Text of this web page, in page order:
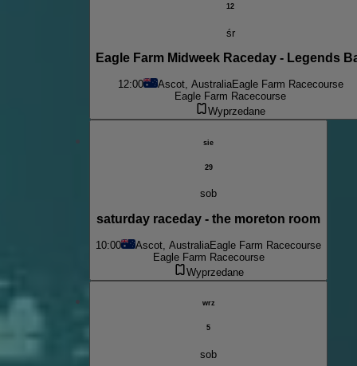
12
śr
Eagle Farm Midweek Raceday - Legends
12:00 Ascot, AustraliaEagle Farm Racecourse
Eagle Farm Racecourse
Wyprzedane
sie
29
sob
saturday raceday - the moreton room
10:00 Ascot, AustraliaEagle Farm Racecourse
Eagle Farm Racecourse
Wyprzedane
wrz
5
sob